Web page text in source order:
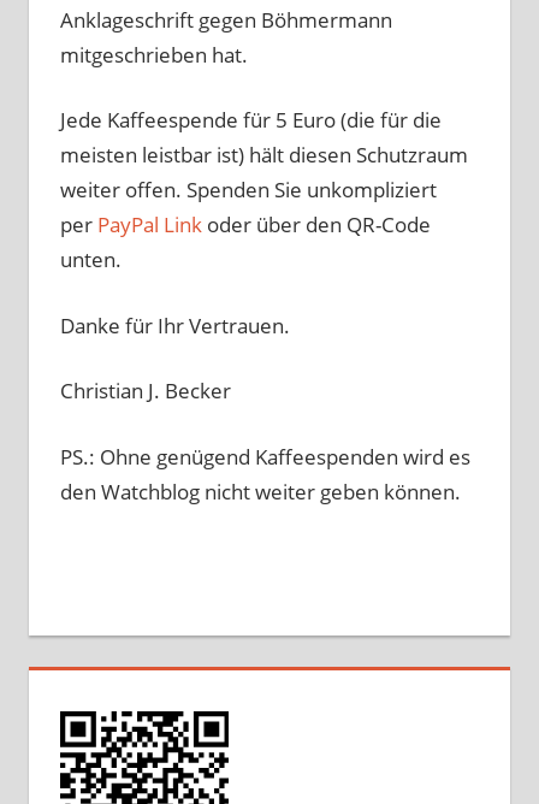
Anklageschrift gegen Böhmermann
mitgeschrieben hat.
Jede Kaffeespende für 5 Euro (die für die
meisten leistbar ist) hält diesen Schutzraum
weiter offen. Spenden Sie unkompliziert
per PayPal Linkoder über den QR-Code
unten.
Danke für Ihr Vertrauen.
Christian J. Becker
PS.: Ohne genügend Kaffeespenden wird es
den Watchblog nicht weiter geben können.